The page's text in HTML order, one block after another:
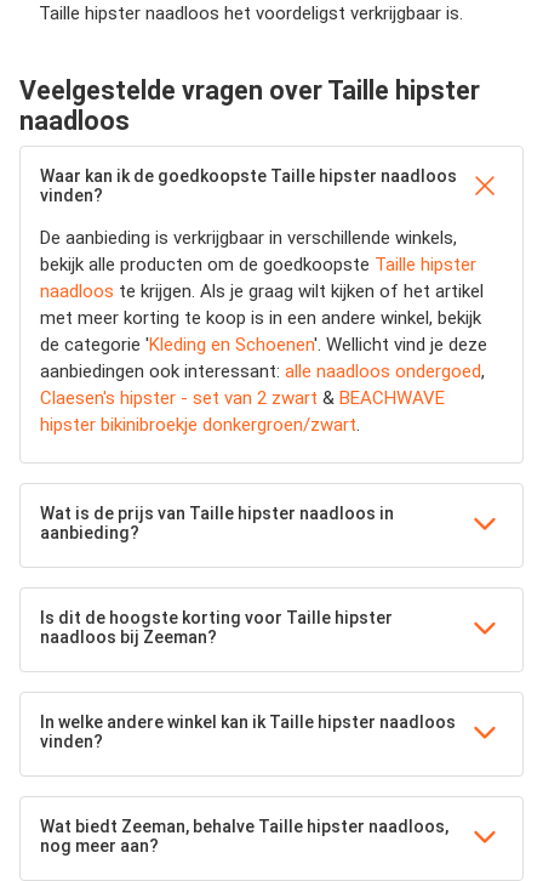
Taille hipster naadloos het voordeligst verkrijgbaar is.
Veelgestelde vragen over Taille hipster
naadloos
Waar kan ik de goedkoopste Taille hipster naadloos
vinden?
De aanbieding is verkrijgbaar in verschillende winkels,
bekijk alle producten om de goedkoopste Taille hipster
naadloos te krijgen. Als je graag wilt kijken of het artikel
met meer korting te koop is in een andere winkel, bekijk
de categorie 'Kleding en Schoenen'. Wellicht vind je deze
aanbiedingen ook interessant: alle naadloos ondergoed,
Claesen's hipster - set van 2 zwart & BEACHWAVE
hipster bikinibroekje donkergroen/zwart
Wat is de prijs van Taille hipster naadloos in
aanbieding?
Is dit de hoogste korting voor Taille hipster
naadloos bij Zeeman?
In welke andere winkel kan ik Taille hipster naadloos
vinden?
Wat biedt Zeeman, behalve Taille hipster naadloos,
nog meer aan?